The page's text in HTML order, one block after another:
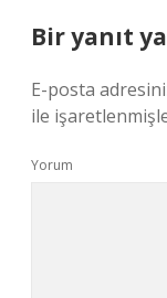
Bir yanıt
E-posta
ile
Yorum